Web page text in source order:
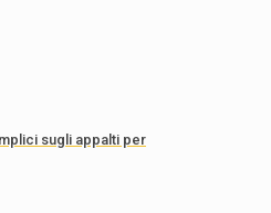
sugli appalti per